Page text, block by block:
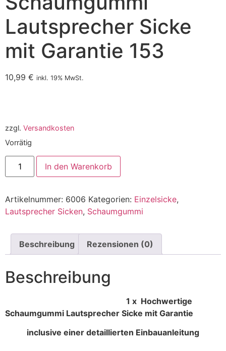
Lautsprecher Sicke
mit Garantie 153
10,99 € inkl. 19% MwSt.
zzgl. Versandkosten
Vorrätig
In den Warenkorb
Artikelnummer: 6006 Kategorien: Einzelsicke,
Lautsprecher Sicken, Schaumgummi
Beschreibung Rezensionen (0)
Beschreibung
1 x Hochwertige
Schaumgummi Lautsprecher Sicke mit Garantie
inclusive einer detaillierten Einbauanleitung